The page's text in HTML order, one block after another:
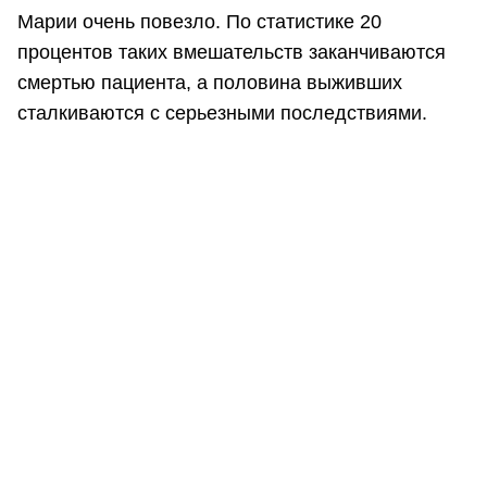
Марии очень повезло. По статистике 20
процентов таких вмешательств заканчиваются
смертью пациента, а половина выживших
сталкиваются с серьезными последствиями.